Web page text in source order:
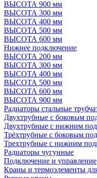
ВЫСОТА 900 мм
ВЫСОТА 300 мм
ВЫСОТА 400 мм
ВЫСОТА 500 мм
ВЫСОТА 600 мм
Нижнее подключение
ВЫСОТА 200 мм
ВЫСОТА 300 мм
ВЫСОТА 400 мм
ВЫСОТА 500 мм
ВЫСОТА 600 мм
ВЫСОТА 900 мм
Радиаторы стальные
Двухтрубные с боковым
Двухтрубные с нижним
Трёхтрубные с боковым
Трехтрубные с нижним
Радиаторы чугунные
Подключение и управление
Краны и термоэлементы